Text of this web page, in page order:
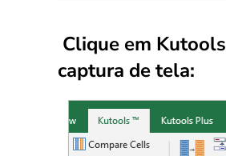
Clique em Kutools
captura de tela: